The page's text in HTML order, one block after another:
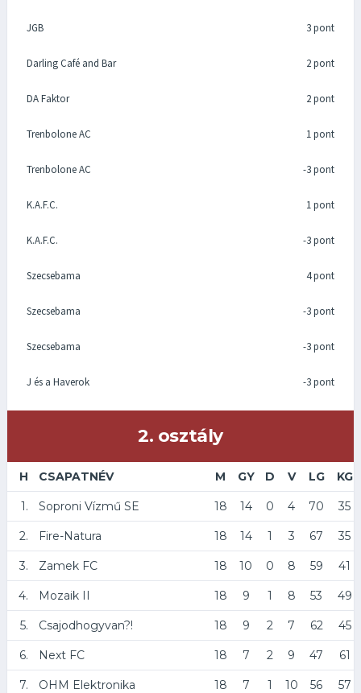
JGB 3 pont
Darling Café and Bar 2 pont
DA Faktor 2 pont
Trenbolone AC 1 pont
Trenbolone AC -3 pont
K.A.F.C. 1 pont
K.A.F.C. -3 pont
Szecsebama 4 pont
Szecsebama -3 pont
Szecsebama -3 pont
J és a Haverok -3 pont
2. osztály
H CSAPATNÉV M GY D V LG KG
1. Soproni Vízmű SE 18 14 0 4 70 35
2. Fire-Natura 18 14 1 3 67 35
3. Zamek FC 18 10 0 8 59 41
4. Mozaik II 18 9 1 8 53 49
5. Csajodhogyvan?! 18 9 2 7 62 45
6. Next FC 18 7 2 9 47 61
7. OHM Elektronika 18 7 1 10 56 57